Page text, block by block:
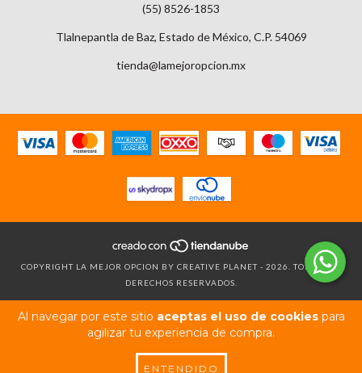
Al navegar por este sitio aceptas el uso de cookiespara
agilizar tu experiencia de compra.
ENTENDIDO
(55) 8526-1853
Tlalnepantla de Baz, Estado de México, C.P. 54069
tienda@lamejoropcion.mx
COPYRIGHT LA MEJOR OPCION BY CREATIVE PLANET - 2026. TODOS LOS
DERECHOS RESERVADOS.